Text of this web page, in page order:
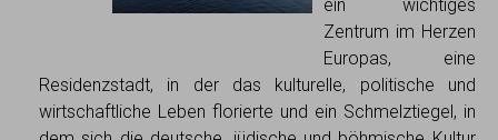
ein wichtiges
Zentrum im Herzen
Europas, eine
Residenzstadt, in der das kulturelle, politische und
wirtschaftliche Leben florierte und ein Schmelztiegel, in